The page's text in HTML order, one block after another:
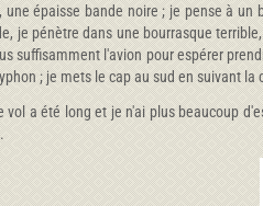
une épaisse bande noire ; je pense à
je pénètre dans une bourrasque
suffisamment l'avion pour espérer
; je mets le cap au sud en suivant
vol a été long et je n'ai plus beaucoup